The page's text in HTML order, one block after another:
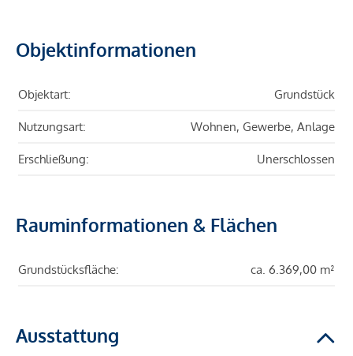
Objektinformationen
Objektart: Grundstück
Nutzungsart: Wohnen, Gewerbe, Anlage
Erschließung: Unerschlossen
Rauminformationen & Flächen
Grundstücksfläche: ca. 6.369,00 m²
Ausstattung